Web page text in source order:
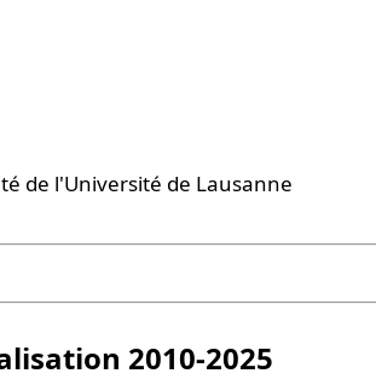
de l'Université de Lausanne
2010-2025